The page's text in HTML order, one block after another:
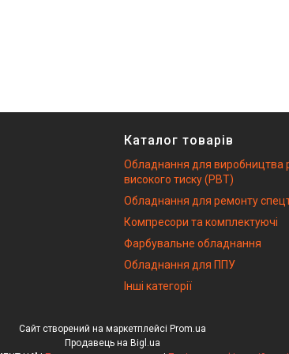
Каталог товарів
Обладнання для виробництва
високого тиску (РВТ)
Обладнання для ремонту
Компресори та комплектуючі
Фарбувальне обладнання
Обладнання для ППУ
Інші категорії
Сайт створений на маркетплейсі Prom.ua
Продавець на Bigl.ua